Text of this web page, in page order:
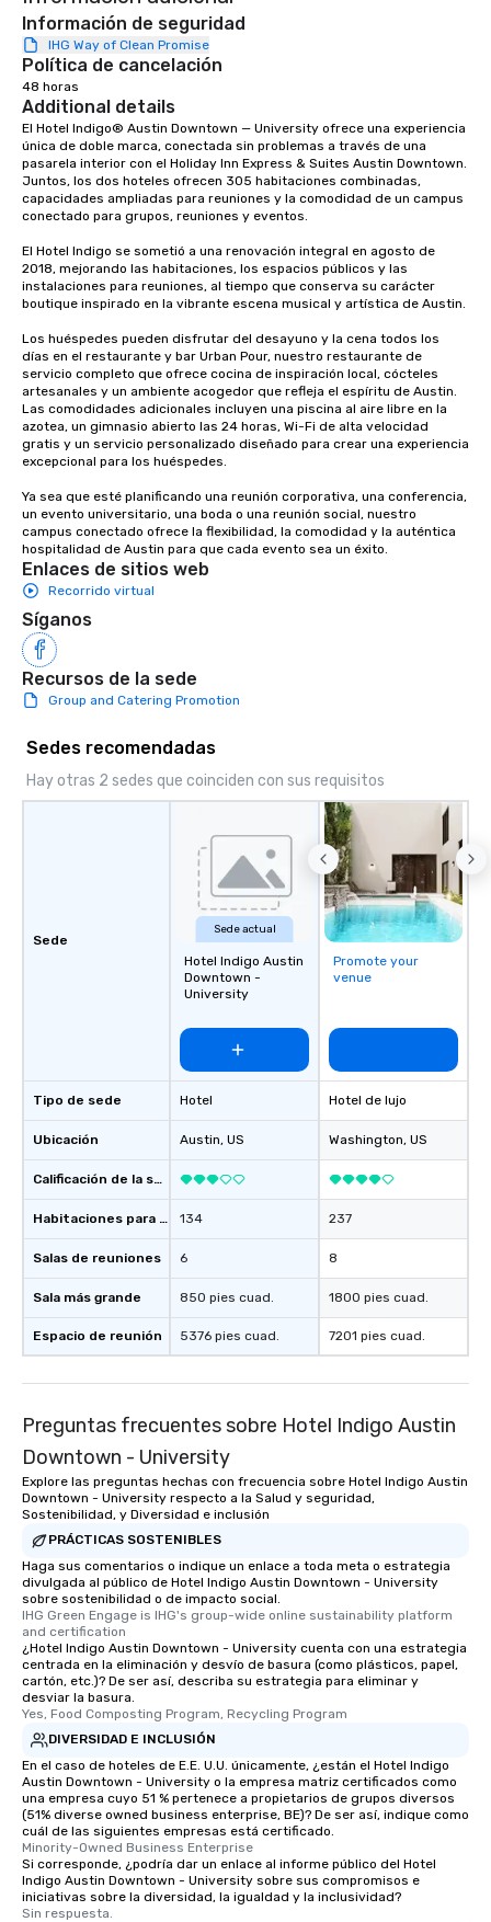
Información de seguridad
IHG Way of Clean Promise
Política de cancelación
48 horas
Additional details
El Hotel Indigo® Austin Downtown — University ofrece una experiencia
única de doble marca, conectada sin problemas a través de una
pasarela interior con el Holiday Inn Express & Suites Austin Downtown.
Juntos, los dos hoteles ofrecen 305 habitaciones combinadas,
capacidades ampliadas para reuniones y la comodidad de un campus
conectado para grupos, reuniones y eventos.
El Hotel Indigo se sometió a una renovación integral en agosto de
2018, mejorando las habitaciones, los espacios públicos y las
instalaciones para reuniones, al tiempo que conserva su carácter
boutique inspirado en la vibrante escena musical y artística de Austin.
Los huéspedes pueden disfrutar del desayuno y la cena todos los
días en el restaurante y bar Urban Pour, nuestro restaurante de
servicio completo que ofrece cocina de inspiración local, cócteles
artesanales y un ambiente acogedor que refleja el espíritu de Austin.
Las comodidades adicionales incluyen una piscina al aire libre en la
azotea, un gimnasio abierto las 24 horas, Wi-Fi de alta velocidad
gratis y un servicio personalizado diseñado para crear una experiencia
excepcional para los huéspedes.
Ya sea que esté planificando una reunión corporativa, una conferencia,
un evento universitario, una boda o una reunión social, nuestro
campus conectado ofrece la flexibilidad, la comodidad y la auténtica
hospitalidad de Austin para que cada evento sea un éxito.
Enlaces de sitios web
Recorrido virtual
Síganos
Recursos de la sede
Group and Catering Promotion
Sedes recomendadas
Hay otras 2 sedes que coinciden con sus requisitos
Sede
Tipo de sede
Ubicación
Calificación de la sede
Habitaciones para huéspedes
Salas de reuniones
Sala más grande
Espacio de reunión
Sede actual
Hotel Indigo Austin
Downtown -
University
Hotel
Austin, US
134
6
850 pies cuad.
5376 pies cuad.
Promote your
venue
Hotel de lujo
Washington, US
237
8
1800 pies cuad.
7201 pies cuad.
Preguntas frecuentes sobre Hotel Indigo Austin
Downtown - University
Explore las preguntas hechas con frecuencia sobre Hotel Indigo Austin
Downtown - University respecto a la Salud y seguridad,
Sostenibilidad, y Diversidad e inclusión
PRÁCTICAS SOSTENIBLES
Haga sus comentarios o indique un enlace a toda meta o estrategia
divulgada al público de Hotel Indigo Austin Downtown - University
sobre sostenibilidad o de impacto social.
IHG Green Engage is IHG's group-wide online sustainability platform
and certification
¿Hotel Indigo Austin Downtown - University cuenta con una estrategia
centrada en la eliminación y desvío de basura (como plásticos, papel,
cartón, etc.)? De ser así, describa su estrategia para eliminar y
desviar la basura.
Yes, Food Composting Program, Recycling Program
DIVERSIDAD E INCLUSIÓN
En el caso de hoteles de E.E. U.U. únicamente, ¿están el Hotel Indigo
Austin Downtown - University o la empresa matriz certificados como
una empresa cuyo 51 % pertenece a propietarios de grupos diversos
(51% diverse owned business enterprise, BE)? De ser así, indique como
cuál de las siguientes empresas está certificado.
Minority-Owned Business Enterprise
Si corresponde, ¿podría dar un enlace al informe público del Hotel
Indigo Austin Downtown - University sobre sus compromisos e
iniciativas sobre la diversidad, la igualdad y la inclusividad?
Sin respuesta.